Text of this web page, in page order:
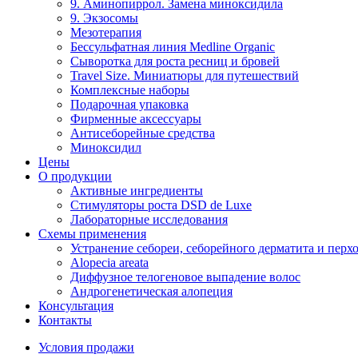
9. Аминопиррол. Замена миноксидила
9. Экзосомы
Мезотерапия
Бессульфатная линия Medline Organic
Сыворотка для роста ресниц и бровей
Travel Size. Миниатюры для путешествий
Комплексные наборы
Подарочная упаковка
Фирменные аксессуары
Антисеборейные средства
Миноксидил
Цены
О продукции
Активные ингредиенты
Стимуляторы роста DSD de Luxe
Лабораторные исследования
Схемы применения
Устранение себореи, себорейного дерматита и
Alopecia areata
Диффузное телогеновое выпадение волос
Андрогенетическая алопеция
Консультация
Контакты
Условия продажи